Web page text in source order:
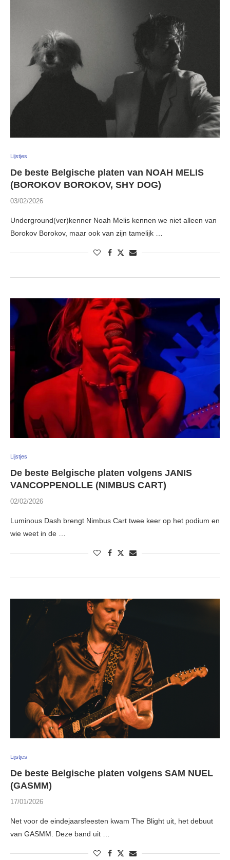
Lijstjes
De beste Belgische platen van NOAH MELIS
(BOROKOV BOROKOV, SHY DOG)
03/02/2026
Underground(ver)kenner Noah Melis kennen we niet alleen van
Borokov Borokov, maar ook van zijn tamelijk …
Lijstjes
De beste Belgische platen volgens JANIS
VANCOPPENOLLE (NIMBUS CART)
02/02/2026
Luminous Dash brengt Nimbus Cart twee keer op het podium en
wie weet in de …
Lijstjes
De beste Belgische platen volgens SAM NUEL
(GASMM)
17/01/2026
Net voor de eindejaarsfeesten kwam The Blight uit, het debuut
van GASMM. Deze band uit …